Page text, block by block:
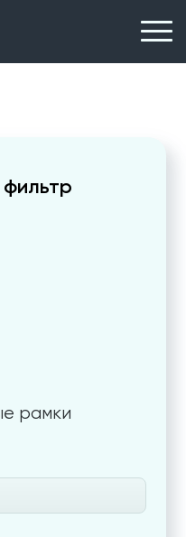
рамки